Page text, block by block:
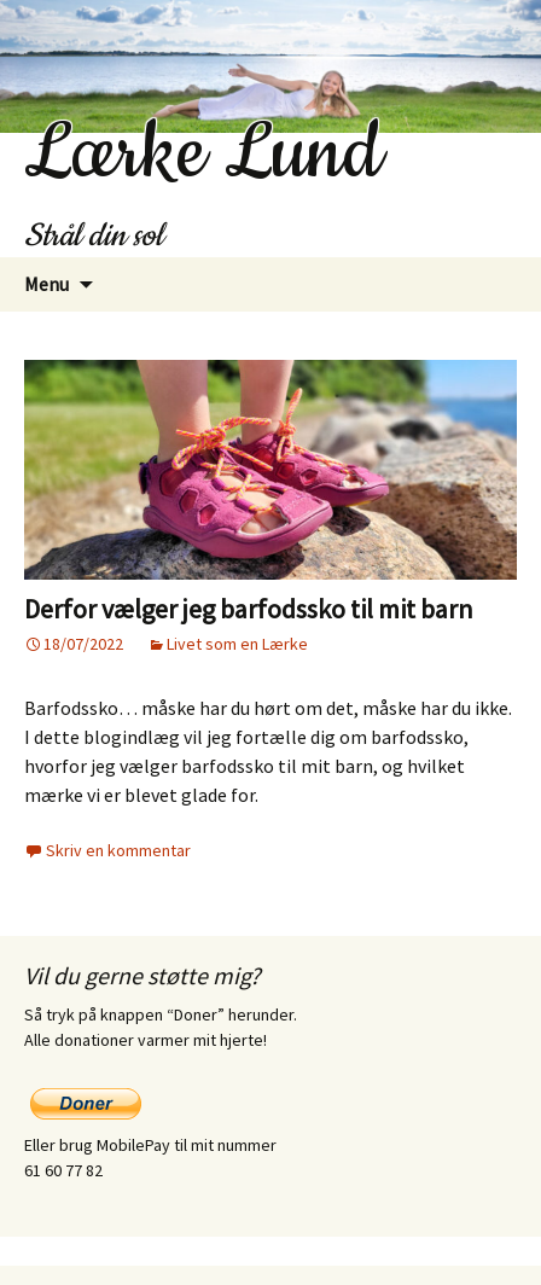
Lærke Lund
Strål din sol
Menu
Derfor vælger jeg barfodssko til mit barn
18/07/2022 Livet som en Lærke
Barfodssko… måske har du hørt om det, måske har du ikke.
I dette blogindlæg vil jeg fortælle dig om barfodssko,
hvorfor jeg vælger barfodssko til mit barn, og hvilket
mærke vi er blevet glade for.
Skriv en kommentar
Vil du gerne støtte mig?
Så tryk på knappen “Doner” herunder.
Alle donationer varmer mit hjerte!
Eller brug MobilePay til mit nummer
61 60 77 82